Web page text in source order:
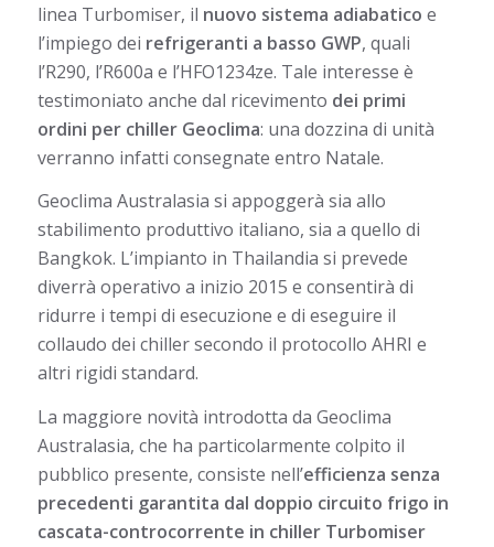
linea Turbomiser, il nuovo sistema adiabatico e
l’impiego dei refrigeranti a basso GWP, quali
l’R290, l’R600a e l’HFO1234ze. Tale interesse è
testimoniato anche dal ricevimento dei primi
ordini per chiller Geoclima: una dozzina di unità
verranno infatti consegnate entro Natale.
Geoclima Australasia si appoggerà sia allo
stabilimento produttivo italiano, sia a quello di
Bangkok. L’impianto in Thailandia si prevede
diverrà operativo a inizio 2015 e consentirà di
ridurre i tempi di esecuzione e di eseguire il
collaudo dei chiller secondo il protocollo AHRI e
altri rigidi standard.
La maggiore novità introdotta da Geoclima
Australasia, che ha particolarmente colpito il
pubblico presente, consiste nell’efficienza senza
precedenti garantita dal doppio circuito frigo in
cascata-controcorrente in chiller Turbomiser